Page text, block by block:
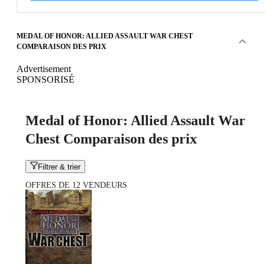
MEDAL OF HONOR: ALLIED ASSAULT WAR CHEST
COMPARAISON DES PRIX
Advertisement
SPONSORISÉ
Medal of Honor: Allied Assault War
Chest Comparaison des prix
Filtrer & trier
OFFRES DE 12 VENDEURS